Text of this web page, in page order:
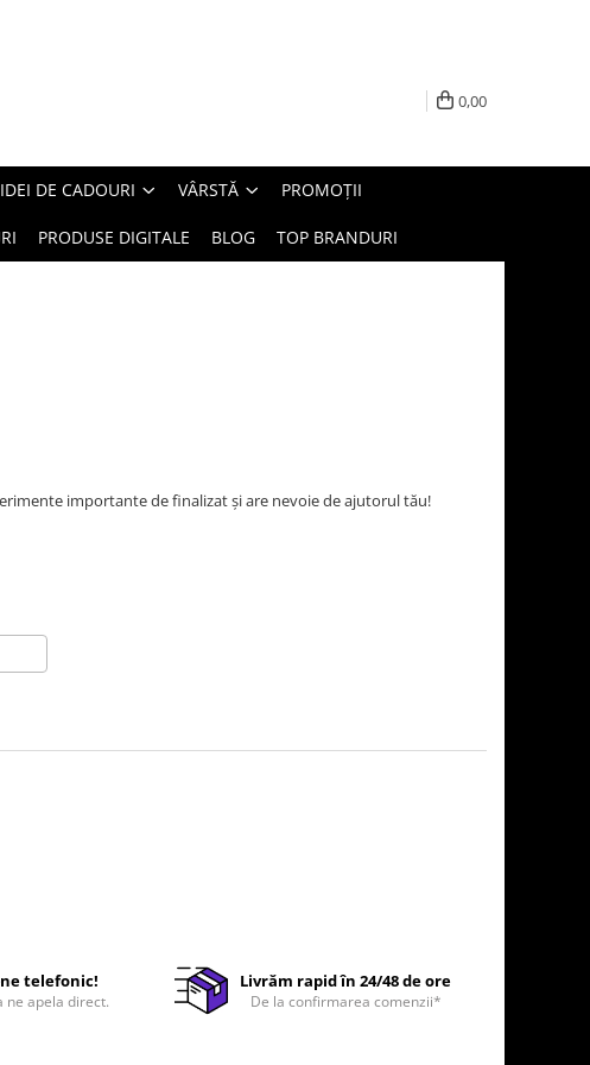
0,00
IDEI DE CADOURI VÂRSTĂ PROMOȚII
PRODUSE DIGITALE BLOG TOP BRANDURI
importante de finalizat și are nevoie de ajutorul tău!
telefonic!
ne apela direct.
Livrăm rapid în 24/48 de ore
De la confirmarea comenzii*